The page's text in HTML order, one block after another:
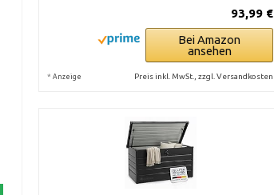
93,99 €
Bei Amazon
ansehen
* Anzeige Preis inkl. MwSt., zzgl. Versandkosten